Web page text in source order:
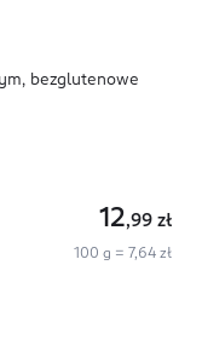
bezglutenowe
12,99 zł
100 g = 7,64 zł